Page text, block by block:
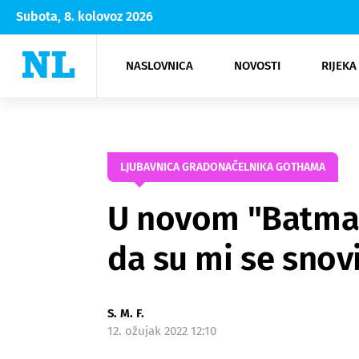
Subota, 8. kolovoz 2026
NASLOVNICA NOVOSTI
Rijeka Opatija
NK
Moda
Kultura
LJUBAVNICA GRADONAČELNIKA GOTHAMA
U novom
da su mi se
S. M. F.
12. ožujak 2022 12:10